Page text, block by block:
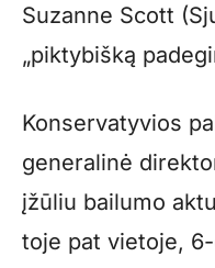
Suzanne Scott
„piktybišką
Konservatyvios
generalinė
įžūliu bailumo
toje pat vietoje,